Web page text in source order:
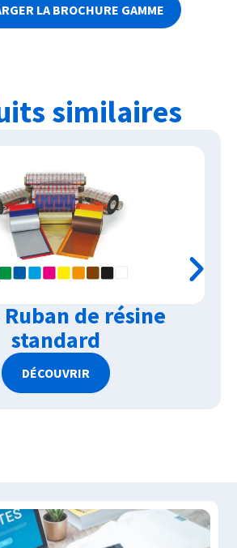
LA BROCHURE GAMME
similaires
Ruban de résine
standard
DÉCOUVRIR